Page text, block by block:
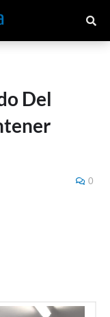
Del
0